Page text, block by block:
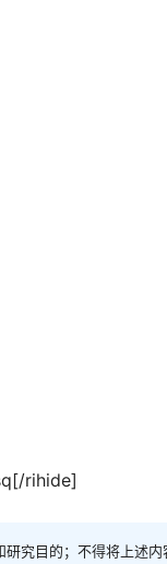
rihide]
究目的；不得将上述